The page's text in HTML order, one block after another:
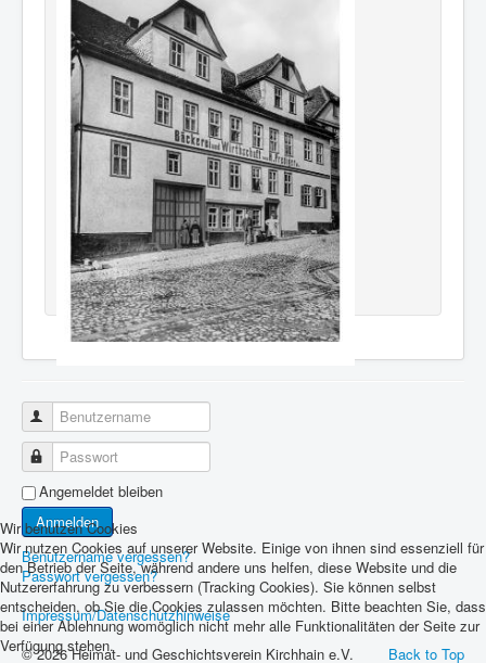
Benutzername
Passwort
Angemeldet bleiben
Anmelden
Benutzername vergessen?
Passwort vergessen?
Impressum/Datenschutzhinweise
Back to Top
© 2026 Heimat- und Geschichtsverein Kirchhain e.V.
Wir benutzen Cookies
Wir nutzen Cookies auf unserer Website. Einige von ihnen sind essenziell für
den Betrieb der Seite, während andere uns helfen, diese Website und die
Nutzererfahrung zu verbessern (Tracking Cookies). Sie können selbst
entscheiden, ob Sie die Cookies zulassen möchten. Bitte beachten Sie, dass
bei einer Ablehnung womöglich nicht mehr alle Funktionalitäten der Seite zur
Verfügung stehen.